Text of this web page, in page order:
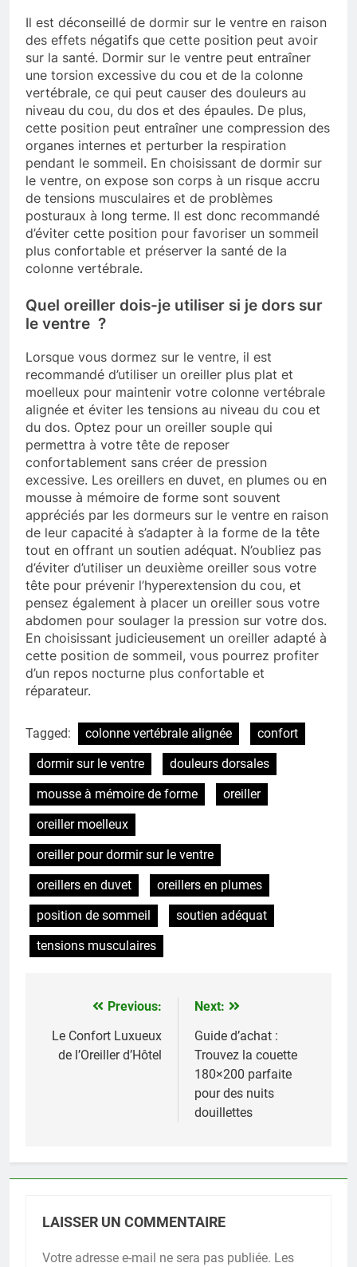
Il est déconseillé de dormir sur le ventre en raison
des effets négatifs que cette position peut avoir
sur la santé. Dormir sur le ventre peut entraîner
une torsion excessive du cou et de la colonne
vertébrale, ce qui peut causer des douleurs au
niveau du cou, du dos et des épaules. De plus,
cette position peut entraîner une compression des
organes internes et perturber la respiration
pendant le sommeil. En choisissant de dormir sur
le ventre, on expose son corps à un risque accru
de tensions musculaires et de problèmes
posturaux à long terme. Il est donc recommandé
d’éviter cette position pour favoriser un sommeil
plus confortable et préserver la santé de la
colonne vertébrale.
Quel oreiller dois-je utiliser si je dors sur
le ventre ?
Lorsque vous dormez sur le ventre, il est
recommandé d’utiliser un oreiller plus plat et
moelleux pour maintenir votre colonne vertébrale
alignée et éviter les tensions au niveau du cou et
du dos. Optez pour un oreiller souple qui
permettra à votre tête de reposer
confortablement sans créer de pression
excessive. Les oreillers en duvet, en plumes ou en
mousse à mémoire de forme sont souvent
appréciés par les dormeurs sur le ventre en raison
de leur capacité à s’adapter à la forme de la tête
tout en offrant un soutien adéquat. N’oubliez pas
d’éviter d’utiliser un deuxième oreiller sous votre
tête pour prévenir l’hyperextension du cou, et
pensez également à placer un oreiller sous votre
abdomen pour soulager la pression sur votre dos.
En choisissant judicieusement un oreiller adapté à
cette position de sommeil, vous pourrez profiter
d’un repos nocturne plus confortable et
réparateur.
Tagged: colonne vertébrale alignée
confort
dormir sur le ventre
douleurs dorsales
mousse à mémoire de forme
oreiller
oreiller moelleux
oreiller pour dormir sur le ventre
oreillers en duvet
oreillers en plumes
position de sommeil
soutien adéquat
tensions musculaires
Navigation
de
Previous:
Le Confort Luxueux
de l’Oreiller d’Hôtel
Next:
Guide d’achat :
Trouvez la couette
180×200 parfaite
pour des nuits
douillettes
LAISSER UN COMMENTAIRE
Votre adresse e-mail ne sera pas publiée. Les